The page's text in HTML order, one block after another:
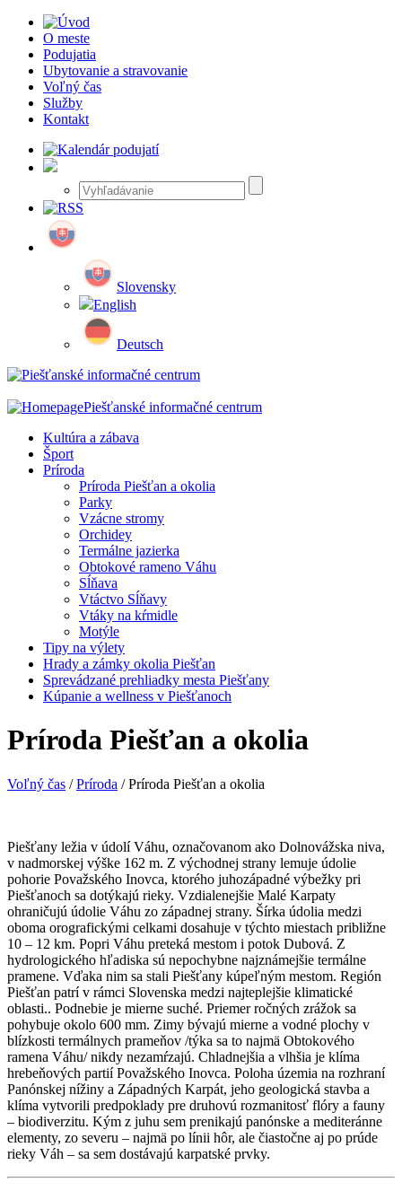
O meste
Podujatia
Ubytovanie a stravovanie
Voľný čas
Služby
Kontakt
Slovensky
English
Deutsch
Piešťanské informačné centrum
Kultúra a zábava
Šport
Príroda
Príroda Piešťan a okolia
Parky
Vzácne stromy
Orchidey
Termálne jazierka
Obtokové rameno Váhu
Sĺňava
Vtáctvo Sĺňavy
Vtáky na kŕmidle
Motýle
Tipy na výlety
Hrady a zámky okolia Piešťan
Sprevádzané prehliadky mesta Piešťany
Kúpanie a wellness v Piešťanoch
Príroda Piešťan a okolia
Voľný čas /Príroda / Príroda Piešťan a okolia
Piešťany ležia v údolí Váhu, označovanom ako Dolnovážska niva,
v nadmorskej výške 162 m. Z východnej strany lemuje údolie
pohorie Považského Inovca, ktorého juhozápadné výbežky pri
Piešťanoch sa dotýkajú rieky. Vzdialenejšie Malé Karpaty
ohraničujú údolie Váhu zo západnej strany. Šírka údolia medzi
oboma orografickými celkami dosahuje v týchto miestach približne
10 – 12 km. Popri Váhu preteká mestom i potok Dubová. Z
hydrologického hľadiska sú nepochybne najznámejšie termálne
pramene. Vďaka nim sa stali Piešťany kúpeľným mestom. Región
Piešťan patrí v rámci Slovenska medzi najteplejšie klimatické
oblasti.. Podnebie je mierne suché. Priemer ročných zrážok sa
pohybuje okolo 600 mm. Zimy bývajú mierne a vodné plochy v
blízkosti termálnych prameňov /týka sa to najmä Obtokového
ramena Váhu/ nikdy nezamŕzajú. Chladnejšia a vlhšia je klíma
hrebeňových partií Považského Inovca. Poloha územia na rozhraní
Panónskej nížiny a Západných Karpát, jeho geologická stavba a
klíma vytvorili predpoklady pre druhovú rozmanitosť flóry a fauny
– biodiverzitu. Kým z juhu sem prenikajú panónske a mediteránne
elementy, zo severu – najmä po línii hôr, ale čiastočne aj po prúde
rieky Váh – sa sem dostávajú karpatské prvky.